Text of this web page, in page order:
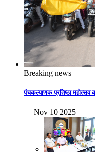
Breaking news
पंचकल्याणक प्रतिष्ठा
— Nov 10 2025